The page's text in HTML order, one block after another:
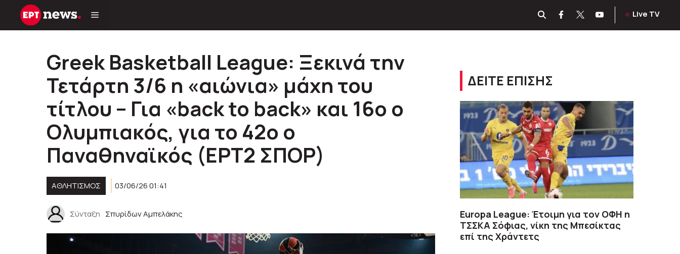
Μετάβαση
Live TV
Greek Basketball League: Ξεκινά την
Τετάρτη 3/6 η «αιώνια» μάχη του
τίτλου – Για «back to back» και 16ο ο
Ολυμπιακός, για το 42ο ο
Παναθηναϊκός (EΡΤ2 ΣΠΟΡ)
ΑΘΛΗΤΙΣΜΟΣ 03/06/26 01:41
Σύνταξη Σπυρίδων Αμπελάκης
ΔΕΙΤΕ ΕΠΙΣΗΣ
Europa League: Έτοιμη για τον ΟΦΗ η
ΤΣΣΚΑ Σόφιας, νίκη της Μπεσίκτας
επί της Χράντετς